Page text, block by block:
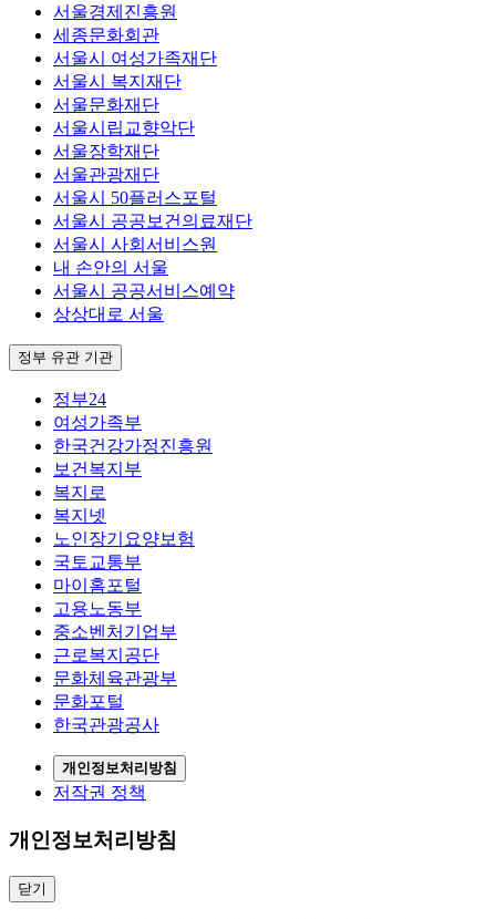
서울경제진흥원
세종문화회관
서울시 여성가족재단
서울시 복지재단
서울문화재단
서울시립교향악단
서울장학재단
서울관광재단
서울시 50플러스포털
서울시 공공보건의료재단
서울시 사회서비스원
내 손안의 서울
서울시 공공서비스예약
상상대로 서울
정부 유관 기관
정부24
여성가족부
한국건강가정진흥원
보건복지부
복지로
복지넷
노인장기요양보험
국토교통부
마이홈포털
고용노동부
중소벤처기업부
근로복지공단
문화체육관광부
문화포털
한국관광공사
개인정보처리방침
저작권 정책
개인정보처리방침
닫기